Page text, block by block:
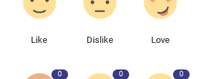
Like Dislike Love
0 0 0